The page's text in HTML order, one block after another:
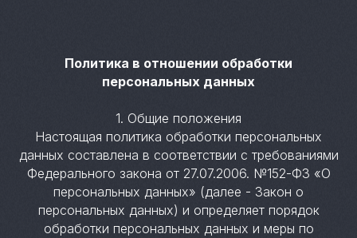
Политика в отношении обработки
персональных данных
1. Общие положения
Настоящая политика обработки персональных
данных составлена в соответствии с требованиями
Федерального закона от 27.07.2006. №152-ФЗ «О
персональных данных» (далее - Закон о
персональных данных) и определяет порядок
обработки персональных данных и меры по